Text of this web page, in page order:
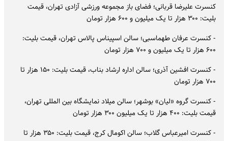
کنسرت علیرضا قربانی؛ فضای باز مجموعه ورزشی آزادی تهران، قیمت
بلیت: ۳۰۰ هزار تا یک میلیون و ۶۰۰ هزار تومان
- کنسرت عرفان طهماسبی؛ سالن اسپیناس پالاس تهران، قیمت بلیت:
۶۰۰ هزار تا یک میلیون و ۷۰۰ هزار تومان
- کنسرت افشین آذری؛ سالن اداره ارشاد بناب، قیمت بلیت: ۱۵۰ هزار تا
۷۰۰ هزار تومان
- کنسرت گروه «لیان» بوشهر؛ سالن میلاد نمایشگاه بین المللی تهران،
قیمت بلیت: ۴۰۰ هزار تا یک میلیون ۳۰۰ هزار تومان
- کنسرت امیرعباس گلاب؛ سالن اکومال کرج، قیمت بلیت: ۳۵۰ هزار تا